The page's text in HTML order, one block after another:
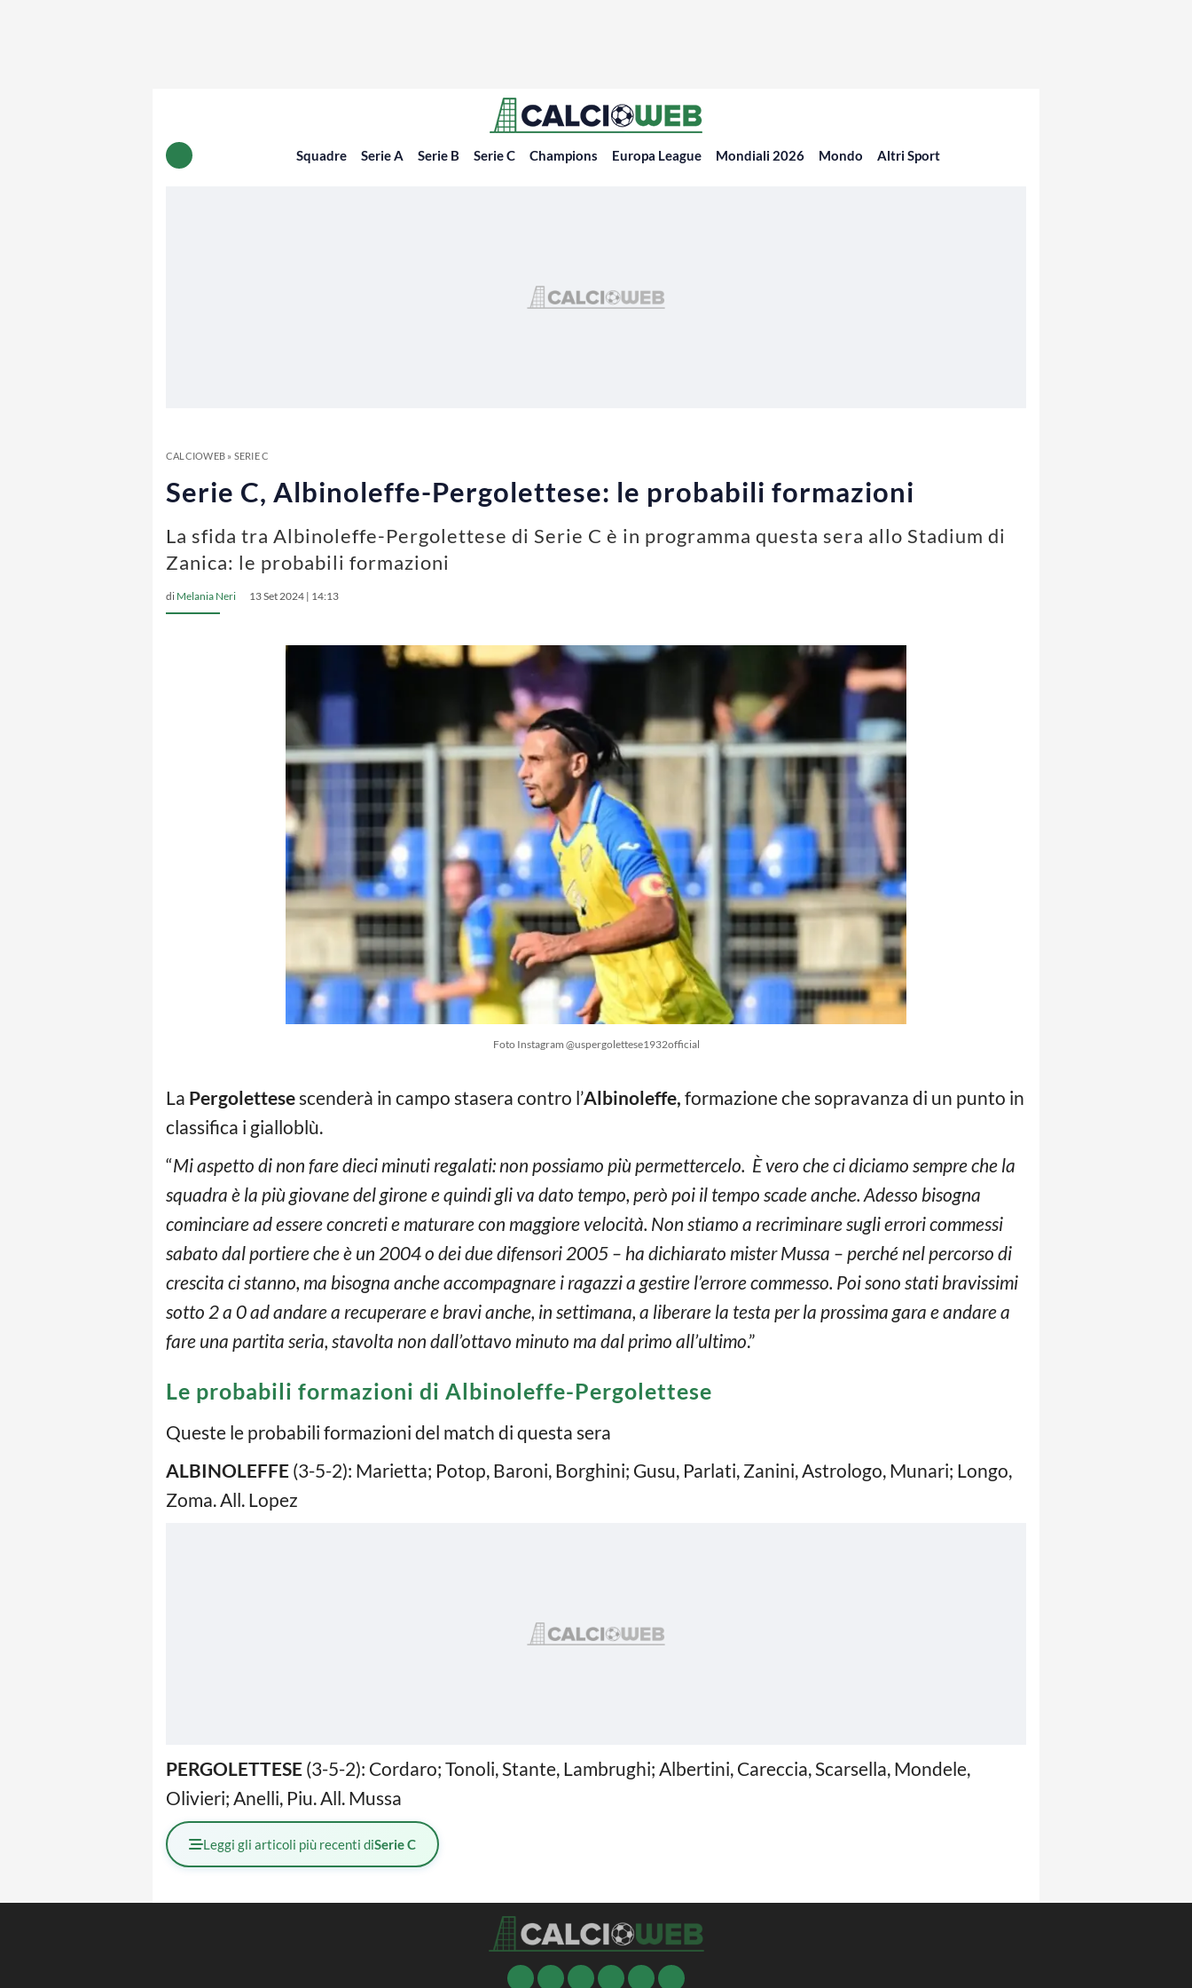
Squadre Serie A Serie B Serie C Champions Europa League Mondiali 2026 Mondo Altri Sport
CALCIOWEB» SERIE C
Serie C, Albinoleffe-Pergolettese: le probabili formazioni
La sfida tra Albinoleffe-Pergolettese di Serie C è in programma questa sera allo Stadium di
Zanica: le probabili formazioni
di Melania Neri 13 Set 2024 | 14:13
Foto Instagram @uspergolettese1932official
La Pergolettesescenderà in campo stasera contro l’Albinoleffe, formazione che sopravanza di un punto in
classifica i gialloblù.
“Mi aspetto di non fare dieci minuti regalati: non possiamo più permettercelo. È vero che ci diciamo sempre che la
squadra è la più giovane del girone e quindi gli va dato tempo, però poi il tempo scade anche. Adesso bisogna
cominciare ad essere concreti e maturare con maggiore velocità. Non stiamo a recriminare sugli errori commessi
sabato dal portiere che è un 2004 o dei due difensori 2005 – ha dichiarato mister Mussa – perché nel percorso di
crescita ci stanno, ma bisogna anche accompagnare i ragazzi a gestire l’errore commesso. Poi sono stati bravissimi
sotto 2 a 0 ad andare a recuperare e bravi anche, in settimana, a liberare la testa per la prossima gara e andare a
fare una partita seria, stavolta non dall’ottavo minuto ma dal primo all’ultimo.”
Le probabili formazioni di Albinoleffe-Pergolettese
Queste le probabili formazioni del match di questa sera
ALBINOLEFFE (3-5-2): Marietta; Potop, Baroni, Borghini; Gusu, Parlati, Zanini, Astrologo, Munari; Longo,
Zoma. All. Lopez
PERGOLETTESE (3-5-2): Cordaro; Tonoli, Stante, Lambrughi; Albertini, Careccia, Scarsella, Mondele,
Olivieri; Anelli, Piu. All. Mussa
Leggi gli articoli più recenti diSerie C